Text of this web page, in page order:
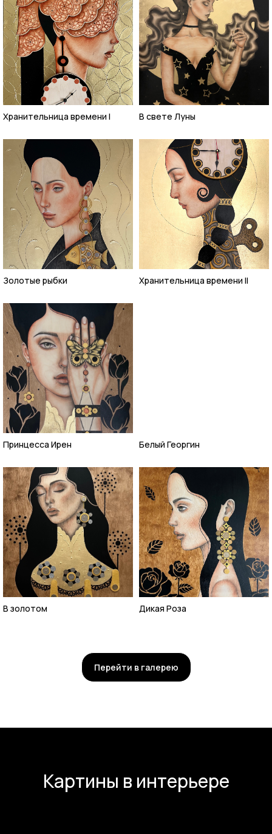
Хранительница времени I В свете Луны
Золотые рыбки Хранительница времени II
Принцесса Ирен Белый Георгин
В золотом Дикая Роза
Перейти в галерею
Картины в интерьере